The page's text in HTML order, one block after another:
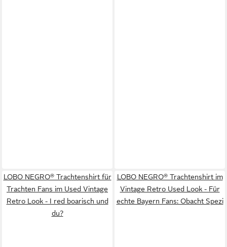
LOBO NEGRO® Trachtenshirt für
Trachten Fans im Used Vintage
Retro Look - I red boarisch und
du?
LOBO NEGRO® Trachtenshirt im
Vintage Retro Used Look - Für
echte Bayern Fans: Obacht Spezi